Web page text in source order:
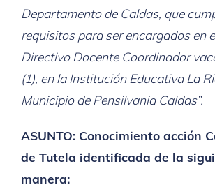
Departamento de Caldas, que
requisitos para ser encargados en
Directivo Docente Coordinador
(1), en la Institución Educativa La
Municipio de Pensilvania Caldas”.
ASUNTO: Conocimiento acción
de Tutela identificada de la
manera: